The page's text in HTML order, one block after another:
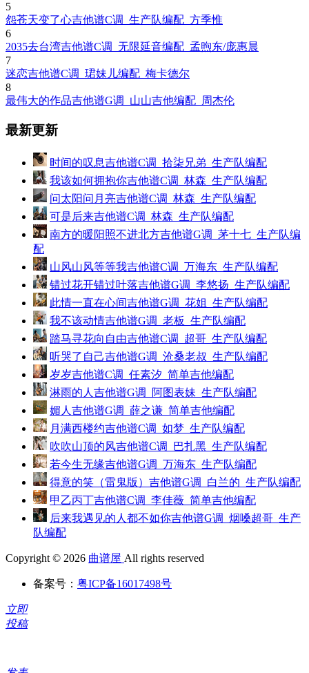
5
怨苍天变了心吉他谱C调_生产队编配_方季惟
6
2035去台湾吉他谱C调_无限延音编配_孟煦东/庞惠晨
7
迷恋吉他谱C调_珺妹儿编配_梅卡德尔
8
最伟大的作品吉他谱G调_山山吉他编配_周杰伦
最新更新
时间的叹息吉他谱C调_拾柒兄弟_生产队编配
我该如何拥抱你吉他谱C调_林森_生产队编配
问太阳问月亮吉他谱C调_林森_生产队编配
可是后来吉他谱C调_林森_生产队编配
南方的暖阳照不进北方吉他谱G调_茅十七_生产队编
配
山风山风等等我吉他谱C调_万海东_生产队编配
错过花开错过叶落吉他谱G调_李悠扬_生产队编配
此情一直在心间吉他谱G调_花姐_生产队编配
我不该动情吉他谱G调_老板_生产队编配
踏马寻花向自由吉他谱C调_超哥_生产队编配
听哭了自己吉他谱G调_沧桑老叔_生产队编配
岁岁吉他谱C调_任素汐_简单吉他编配
淋雨的人吉他谱G调_阿图表妹_生产队编配
媚人吉他谱G调_薛之谦_简单吉他编配
月满西楼约吉他谱C调_如梦_生产队编配
吹吹山顶的风吉他谱C调_巴扎黑_生产队编配
若今生无缘吉他谱G调_万海东_生产队编配
得意的笑（雷鬼版）吉他谱G调_白兰的_生产队编配
甲乙丙丁吉他谱C调_李佳薇_简单吉他编配
后来我遇见的人都不如你吉他谱G调_烟嗓超哥_生产
队编配
Copyright © 2026 曲谱屋 All rights reserved
备案号： 粤ICP备16017498号
立即
投稿